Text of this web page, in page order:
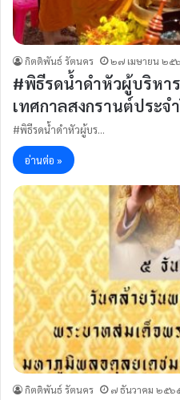
กิตติพันธ์ รัตนคร ๒๗ เมษายน ๒๕
#พิธีรดน้ำดำหัวผู้บริหา
เทศกาลสงกรานต์ประจ
#พิธีรดน้ำดำหัวผู้บร…
อ่านต่อ »
กิตติพันธ์ รัตนคร ๗ ธันวาคม ๒๕๖